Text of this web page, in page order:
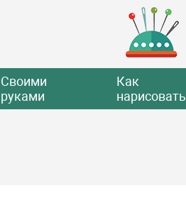
Своими
руками
Как
нарисовать